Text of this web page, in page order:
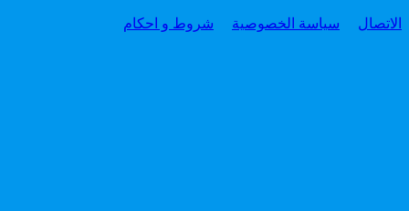
الاتصال سياسة الخصوصية شروط و احكام